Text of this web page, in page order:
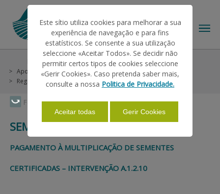
Faça Swipe para ver o menu
HELP/SUPPORT
INFORMATIONS
STATISTICS
Help/Support
Helps on Unique Request
Apoios Associados
Superfícies
Sementes Certificadas
Regras e Informações Básicas
SEMENTES CERTIFICADAS
PAGAMENTO À MULTIPLICAÇÃO DE SEMENTES
CERTIFICADAS – INTERVENÇÃO A.1.2.10
Este sítio utiliza cookies para melhorar a sua
experiência de navegação e para fins
estatísticos. Se consente a sua utilização
seleccione «Aceitar Todos». Se decidir não
permitir certos tipos de cookies seleccione
«Gerir Cookies». Caso pretenda saber mais,
consulte a nossa Politica de Privacidade.
Aceitar todas Gerir Cookies